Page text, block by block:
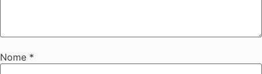
Nome *